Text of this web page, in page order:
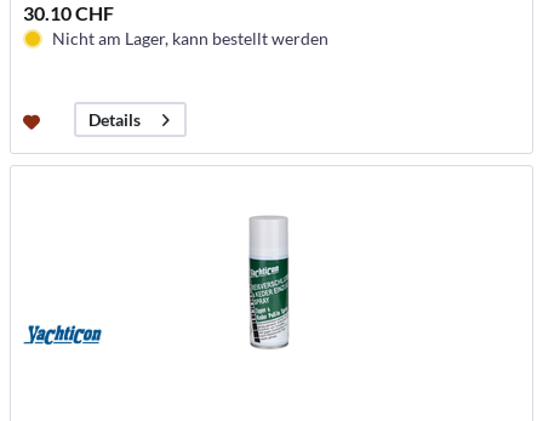
30.10 CHF
Nicht am Lager, kann bestellt werden
Details